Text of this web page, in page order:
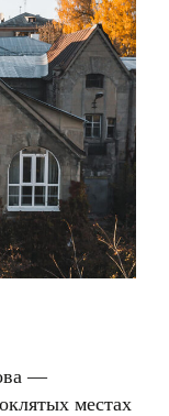
—
местах